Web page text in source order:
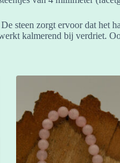
steen zorgt ervoor dat
kalmerend bij verdriet.